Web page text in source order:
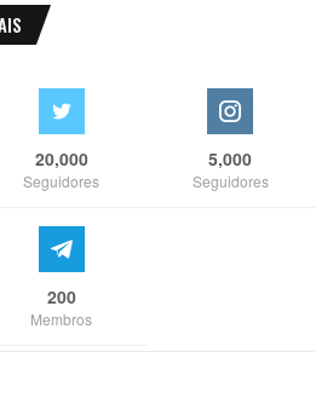
20,000
Seguidores
5,000
Seguidores
200
Membros